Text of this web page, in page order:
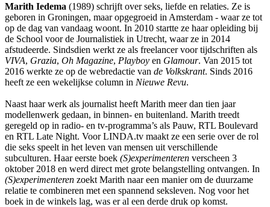
Marith Iedema (1989) schrijft over seks, liefde en relaties. Ze is
geboren in Groningen, maar opgegroeid in Amsterdam - waar ze tot
op de dag van vandaag woont. In 2010 startte ze haar opleiding bij
de School voor de Journalistiek in Utrecht, waar ze in 2014
afstudeerde. Sindsdien werkt ze als freelancer voor tijdschriften als
VIVA, Grazia, Oh Magazine, Playboy en Glamour. Van 2015 tot
2016 werkte ze op de webredactie van de Volkskrant. Sinds 2016
heeft ze een wekelijkse column in Nieuwe Revu.
Naast haar werk als journalist heeft Marith meer dan tien jaar
modellenwerk gedaan, in binnen- en buitenland. Marith treedt
geregeld op in radio- en tv-programma’s als Pauw, RTL Boulevard
en RTL Late Night. Voor LINDA.tv maakt ze een serie over de rol
die seks speelt in het leven van mensen uit verschillende
subculturen. Haar eerste boek (S)experimenteren verscheen 3
oktober 2018 en werd direct met grote belangstelling ontvangen. In
(S)experimenteren zoekt Marith naar een manier om de duurzame
relatie te combineren met een spannend seksleven. Nog voor het
boek in de winkels lag, was er al een derde druk op komst.